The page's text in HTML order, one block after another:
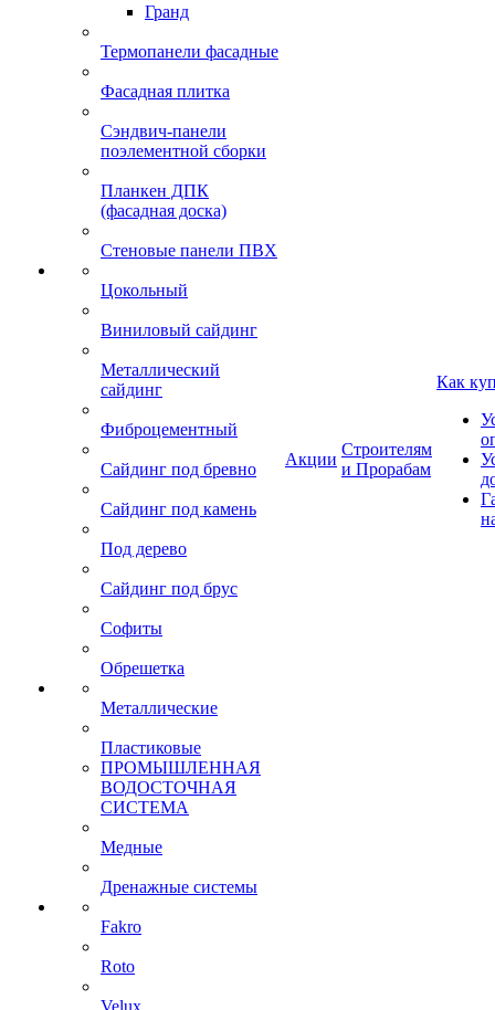
Гранд
Термопанели фасадные
Фасадная плитка
Сэндвич-панели
поэлементной сборки
Планкен ДПК
(фасадная доска)
Стеновые панели ПВХ
Цокольный
Виниловый сайдинг
Металлический
сайдинг
Фиброцементный
Сайдинг под бревно
Сайдинг под камень
Под дерево
Сайдинг под брус
Софиты
Обрешетка
Металлические
Пластиковые
ПРОМЫШЛЕННАЯ
ВОДОСТОЧНАЯ
СИСТЕМА
Медные
Дренажные системы
Fakro
Roto
Velux
Акции
Строителям
и Прорабам
Как